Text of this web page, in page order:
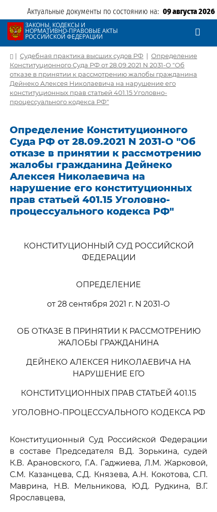
Актуальные документы по состоянию на: 09 августа 2026
ЗАКОНЫ, КОДЕКСЫ И
НОРМАТИВНО-ПРАВОВЫЕ АКТЫ
РОССИЙСКОЙ ФЕДЕРАЦИИ
| Судебная практика высших судов РФ | Определение
Конституционного Суда РФ от 28.09.2021 N 2031-О "Об
отказе в принятии к рассмотрению жалобы гражданина
Дейнеко Алексея Николаевича на нарушение его
конституционных прав статьей 401.15 Уголовно-
процессуального кодекса РФ"
Определение Конституционного
Суда РФ от 28.09.2021 N 2031-О "Об
отказе в принятии к рассмотрению
жалобы гражданина Дейнеко
Алексея Николаевича на
нарушение его конституционных
прав статьей 401.15 Уголовно-
процессуального кодекса РФ"
КОНСТИТУЦИОННЫЙ СУД РОССИЙСКОЙ
ФЕДЕРАЦИИ
ОПРЕДЕЛЕНИЕ
от 28 сентября 2021 г. N 2031-О
ОБ ОТКАЗЕ В ПРИНЯТИИ К РАССМОТРЕНИЮ
ЖАЛОБЫ ГРАЖДАНИНА
ДЕЙНЕКО АЛЕКСЕЯ НИКОЛАЕВИЧА НА
НАРУШЕНИЕ ЕГО
КОНСТИТУЦИОННЫХ ПРАВ СТАТЬЕЙ 401.15
УГОЛОВНО-ПРОЦЕССУАЛЬНОГО КОДЕКСА РФ
Конституционный Суд Российской Федерации
в составе Председателя В.Д. Зорькина, судей
К.В. Арановского, Г.А. Гаджиева, Л.М. Жарковой,
С.М. Казанцева, С.Д. Князева, А.Н. Кокотова, С.П.
Маврина, Н.В. Мельникова, Ю.Д. Рудкина, В.Г.
Ярославцева,